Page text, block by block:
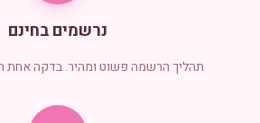
נרשמים בחינם
תהליך הרשמה פשוט ומהיר. בדקה אחת